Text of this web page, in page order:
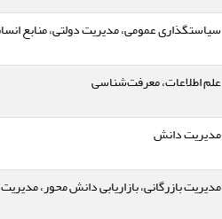
سیاستگذاری عمومی، مدیریت دولتی، منابع
علم اطلاعات، معرفت‌شناسی
مدیریت دانش
مدیریت بازرگانی، بازاریابی دانش محور،